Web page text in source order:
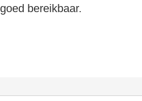
goed bereikbaar.